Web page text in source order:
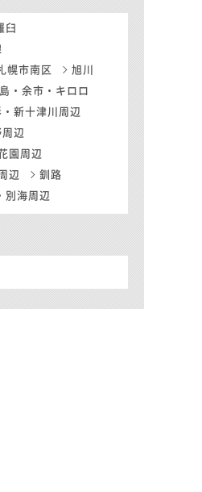
臼
幌市南区
旭川
・余市・キロロ
・新十津川周辺
辺
園周辺
辺
釧路
別海周辺